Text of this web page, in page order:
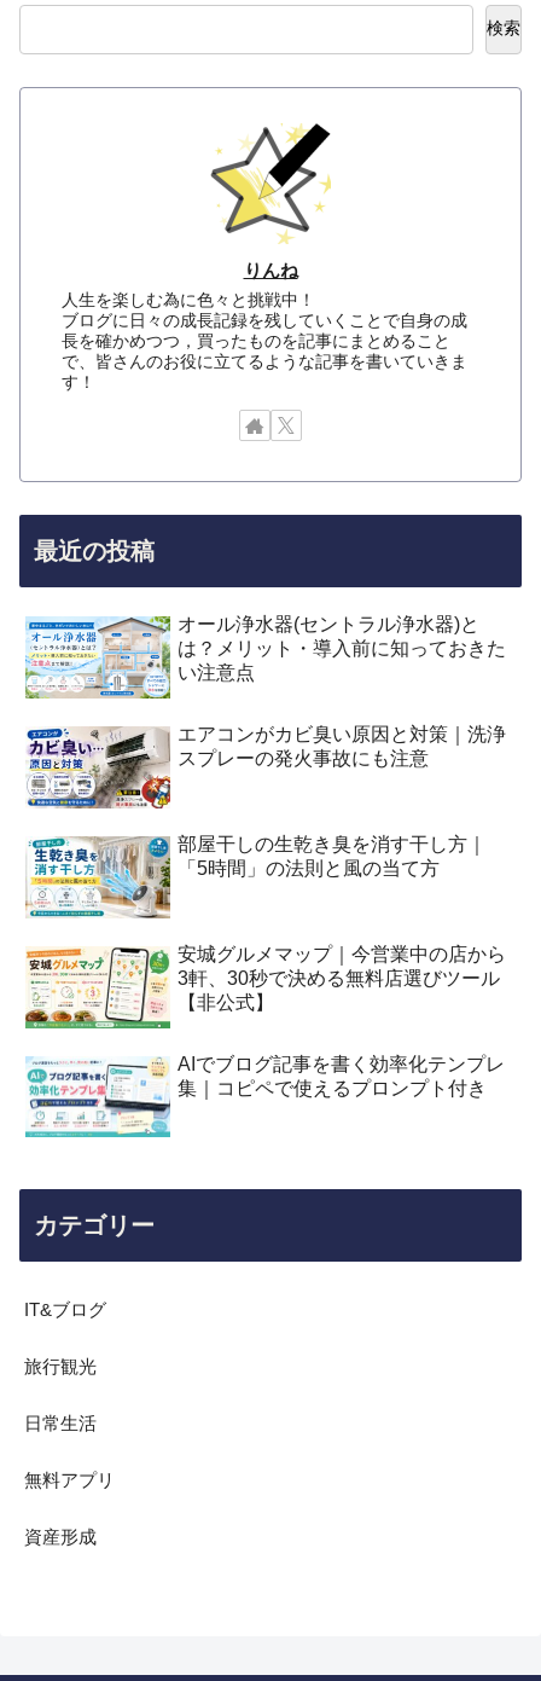
検索
りんね
人生を楽しむ為に色々と挑戦中！
ブログに日々の成長記録を残していくことで自身の成
長を確かめつつ，買ったものを記事にまとめること
で、皆さんのお役に立てるような記事を書いていきま
す！
最近の投稿
オール浄水器(セントラル浄水器)と
は？メリット・導入前に知っておきた
い注意点
エアコンがカビ臭い原因と対策｜洗浄
スプレーの発火事故にも注意
部屋干しの生乾き臭を消す干し方｜
「5時間」の法則と風の当て方
安城グルメマップ｜今営業中の店から
3軒、30秒で決める無料店選びツール
【非公式】
AIでブログ記事を書く効率化テンプレ
集｜コピペで使えるプロンプト付き
カテゴリー
IT&ブログ
旅行観光
日常生活
無料アプリ
資産形成